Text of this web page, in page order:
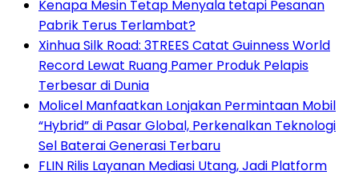
Kenapa Mesin Tetap Menyala tetapi Pesanan
Pabrik Terus Terlambat?
Xinhua Silk Road: 3TREES Catat Guinness World
Record Lewat Ruang Pamer Produk Pelapis
Terbesar di Dunia
Molicel Manfaatkan Lonjakan Permintaan Mobil
“Hybrid” di Pasar Global, Perkenalkan Teknologi
Sel Baterai Generasi Terbaru
FLIN Rilis Layanan Mediasi Utang, Jadi Platform